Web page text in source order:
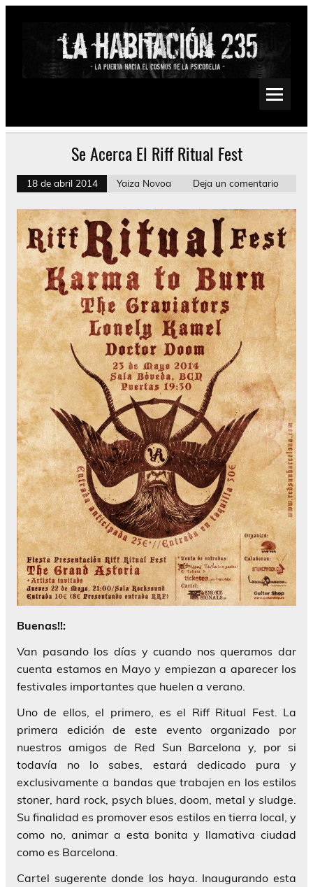
Saltar
Psychedelic, Stoner, Doom, Sludge, Fuzz, Space, Drone
Se Acerca El Riff Ritual Fest
18 de abril 2014 Yaiza Novoa Deja un comentario
Buenas!!:
Van pasando los días y cuando nos queramos dar
cuenta estamos en Mayo y empiezan a aparecer los
festivales importantes que huelen a verano.
Uno de ellos, el primero, es el Riff Ritual Fest. La
primera edición de este evento organizado por
nuestros amigos de Red Sun Barcelona y, por si
todavía no lo sabes, estará dedicado pura y
exclusivamente a bandas que trabajen en los estilos
stoner, hard rock, psych blues, doom, metal y sludge.
Su finalidad es promover esos estilos en tierra local, y
como no, animar a esta bonita y llamativa ciudad
como es Barcelona.
Cartel sugerente donde los haya. Inaugurando esta